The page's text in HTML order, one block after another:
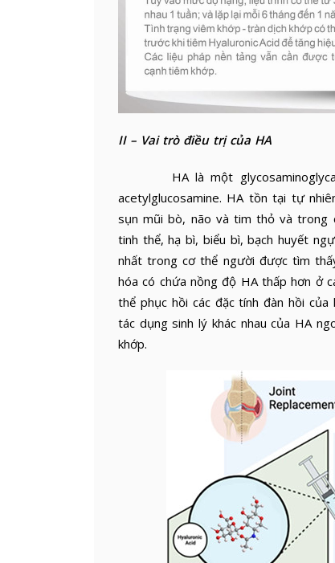
II – Vai trò điều trị của HA
HA là một glycosaminoglycan
acetylglucosamine. HA tồn tại tự
sụn mũi bò, não và tim thỏ và trong
tinh thể, hạ bì, biểu bì, bạch huyết
nhất trong cơ thể người được tìm
hóa có chứa nồng độ HA thấp hơn ở
thể phục hồi các đặc tính đàn hồi
tác dụng sinh lý khác nhau của HA
khớp.